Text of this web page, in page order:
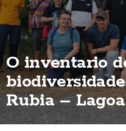
O inventario
Rubia –
supera xa as